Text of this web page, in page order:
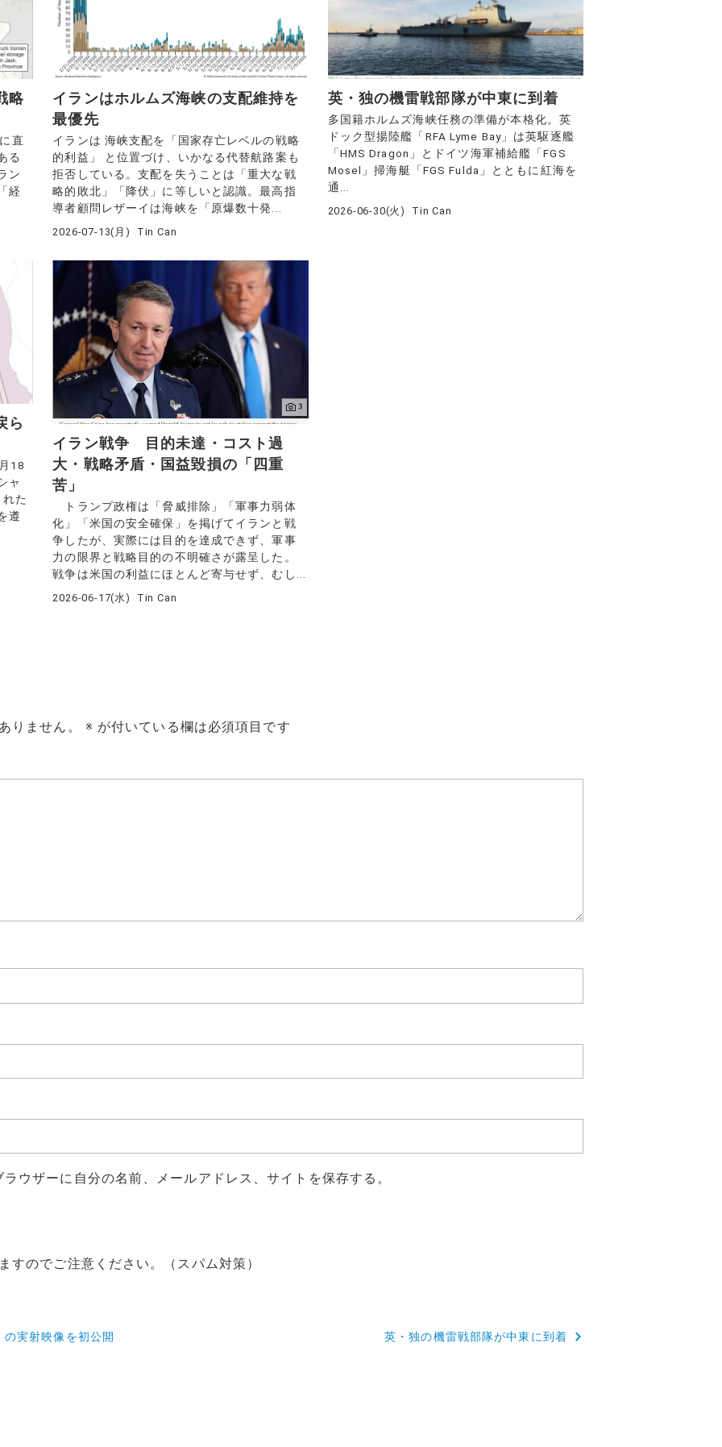
略
直
る
ン
経
イランはホルムズ海峡の支配維持を
最優先
イランは 海峡支配を「国家存亡レベルの戦略
的利益」 と位置づけ、いかなる代替航路案も
拒否している。支配を失うことは「重大な戦
略的敗北」「降伏」に等しいと認識。最高指
導者顧問レザーイは海峡を「原爆数十発...
2026-07-13(月) Tin Can
英・独の機雷戦部隊が中東に到着
多国籍ホルムズ海峡任務の準備が本格化。英
ドック型揚陸艦「RFA Lyme Bay」は英駆逐艦
「HMS Dragon」とドイツ海軍補給艦「FGS
Mosel」掃海艇「FGS Fulda」とともに紅海を
通...
2026-06-30(火) Tin Can
ら
18
ャ
た
遵
イラン戦争 目的未達・コスト過
大・戦略矛盾・国益毀損の「四重
苦」
トランプ政権は「脅威排除」「軍事力弱体
化」「米国の安全確保」を掲げてイランと戦
争したが、実際には目的を達成できず、軍事
力の限界と戦略目的の不明確さが露呈した。
戦争は米国の利益にほとんど寄与せず、むし...
2026-06-17(水) Tin Can
りません。 ※ が付いている欄は必須項目です
ウザーに自分の名前、メールアドレス、サイトを保存する。
すのでご注意ください。（スパム対策）
実射映像を初公開 英・独の機雷戦部隊が中東に到着